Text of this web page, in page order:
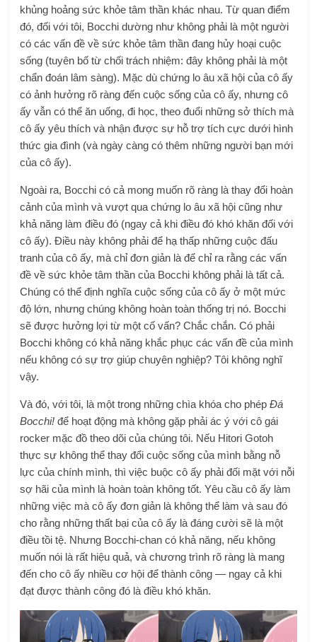
khủng hoảng sức khỏe tâm thần khác nhau. Từ quan điểm
đó, đối với tôi, Bocchi dường như không phải là một người
có các vấn đề về sức khỏe tâm thần đang hủy hoại cuộc
sống (tuyên bố từ chối trách nhiệm: đây không phải là một
chẩn đoán lâm sàng). Mặc dù chứng lo âu xã hội của cô ấy
có ảnh hưởng rõ ràng đến cuộc sống của cô ấy, nhưng cô
ấy vẫn có thể ăn uống, đi học, theo đuổi những sở thích mà
cô ấy yêu thích và nhận được sự hỗ trợ tích cực dưới hình
thức gia đình (và ngày càng có thêm những người bạn mới
của cô ấy).
Ngoài ra, Bocchi có cả mong muốn rõ ràng là thay đổi hoàn
cảnh của mình và vượt qua chứng lo âu xã hội cũng như
khả năng làm điều đó (ngay cả khi điều đó khó khăn đối với
cô ấy). Điều này không phải để hạ thấp những cuộc đấu
tranh của cô ấy, mà chỉ đơn giản là để chỉ ra rằng các vấn
đề về sức khỏe tâm thần của Bocchi không phải là tất cả.
Chúng có thể định nghĩa cuộc sống của cô ấy ở một mức
độ lớn, nhưng chúng không hoàn toàn thống trị nó. Bocchi
sẽ được hưởng lợi từ một cố vấn? Chắc chắn. Có phải
Bocchi không có khả năng khắc phục các vấn đề của mình
nếu không có sự trợ giúp chuyên nghiệp? Tôi không nghĩ
vậy.
Và đó, với tôi, là một trong những chìa khóa cho phépĐá
Bocchi! để hoạt động mà không gặp phải ác ý với cô gái
rocker mặc đồ theo dõi của chúng tôi. Nếu Hitori Gotoh
thực sự không thể thay đổi cuộc sống của mình bằng nỗ
lực của chính mình, thì việc buộc cô ấy phải đối mặt với nỗi
sợ hãi của mình là hoàn toàn không tốt. Yêu cầu cô ấy làm
những việc mà cô ấy đơn giản là không thể làm và sau đó
cho rằng những thất bại của cô ấy là đáng cười sẽ là một
điều tồi tệ. Nhưng Bocchi-chan có khả năng, nếu không
muốn nói là rất hiệu quả, và chương trình rõ ràng là mang
đến cho cô ấy nhiều cơ hội để thành công — ngay cả khi
đạt được thành công đó là điều khó khăn.